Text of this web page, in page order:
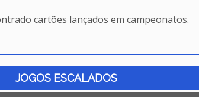
cartões lançados em campeonatos.
JOGOS ESCALADOS